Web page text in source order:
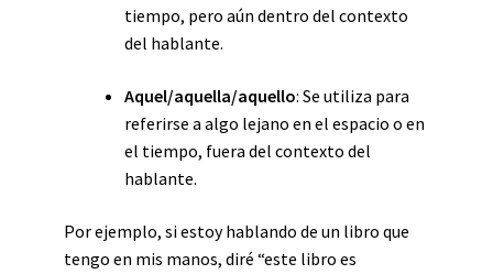
tiempo, pero aún dentro del contexto
del hablante.
Aquel/aquella/aquello: Se utiliza para
referirse a algo lejano en el espacio o en
el tiempo, fuera del contexto del
hablante.
Por ejemplo, si estoy hablando de un libro que
tengo en mis manos, diré “este libro es